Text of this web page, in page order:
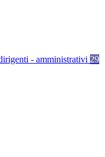
- amministrativi 29